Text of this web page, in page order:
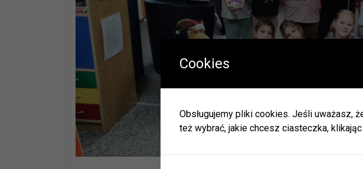
W okresie wakacji biblioteki w
Zapraszamy do naszych
W związku z zaplanowanymi
Informacje znajdziecie
Cookies
Obsługujemy pliki cookies. Jeśli uważasz,
też wybrać, jakie chcesz ciasteczka, klikając